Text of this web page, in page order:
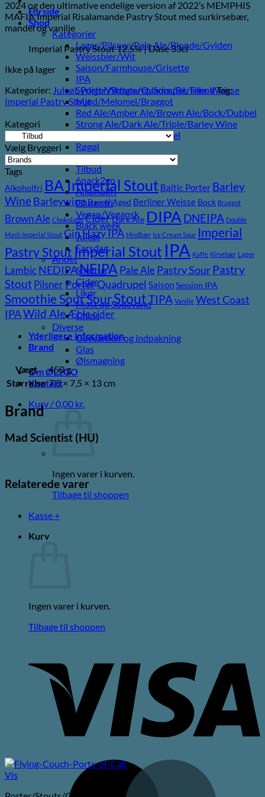
Forside
Shop
Kategorier
Lager/Pilsner/Pale Ale/Blonde/Gylden
Weissbier/Wit
Saison/Farmhouse/Grisette
IPA
Syrligt/Vildtgæret/Sour/Berliner Weisse
Mjød/Melomel/Braggot
Red Ale/Amber Ale/Brown Ale/Bock/Dubbel
Strong Ale/Dark Ale/Triple/Barley Wine
Porter/Stouts/Quadrupel
Røgøl
Øl
Tilbud
6pack2go
Alkoholfri
Glutenfri
Vegan/Vegansk
Black week
Juleøl
Farsdag
Andet
Spiritus
Cider
Likør
Most og Sodavand
Chips
Diverse
Gaveæsker og indpakning
Glas
Ølsmagning
Om ØL2GO
Kontakt
Kurv /0,00 kr.
Ingen varer i kurven.
Tilbage til shoppen
Kasse +
Kurv
Ingen varer i kurven.
Tilbage til shoppen
pris
var:
65,00 kr..
pris
er:
40,00 kr..
2024 og den ultimative endelige version af 2022’s MEMPHIS
MAFIA Imperial Risalamande Pastry Stout med surkirsebær,
mandel og vanilje
Imperial Pastry Stout 12,5% | Dåse 33cl
Ikke på lager
Kategorier: Juleøl,Porter/Stouts/Quadrupel,TilbudTag:
Imperial Pastry Stout
Kategori
Vælg Bryggeri
Tags
Alkoholfri BA Imperial Stout Baltic Porter Barley
Wine Barleywine Barrel Aged Berliner Weisse Bock Braggot
Brown Ale Chokolade CiderDark Ale DIPA DNEIPA Double
Mash Imperial Stout GinHazy IPA Hindbær Ice Cream Sour Imperial
Pastry Stout Imperial Stout IPA Kaffe Kirsebær Lager
Lambic NEDIPANEIPA Pale Ale Pastry Sour Pastry
Stout Pilsner PorterQuadrupel SaisonSession IPA
Smoothie SourSourStoutTIPA Vanilje West Coast
IPAWild Ale Æble cider
Yderligere information
Brand
Vægt
450 g
Størrelse 7,5 × 7,5 × 13 cm
Brand
Mad Scientist (HU)
Relaterede varer
Vis